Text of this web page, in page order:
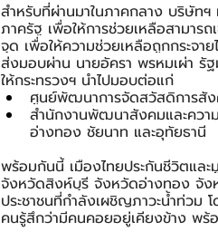
สำหรับที่ผ่านมาในภาคกลาง บริษัท
ภาครัฐ เพื่อให้การช่วยเหลือสามาร
จุด เพื่อให้ความช่วยเหลือถูกกระจ
ส่งมอบผ่าน นายอัครา พรหมเผ่า รั
ให้กระทรวงฯ นำไปมอบต่อแก่
ศูนย์พัฒนาการจัดสวัสดิการสัง
สำนักงานพัฒนาสังคมและคว
อ่างทอง ชัยนาท และอุทัยธานี
พร้อมกันนี้ เมืองไทยประกันชีวิตแล
จังหวัดสิงห์บุรี จังหวัดอ่างทอง จัง
ประชาชนที่กำลังเผชิญภาวะน้ำท่วม
คนรู้สึกว่ามีคนคอยอยู่เคียงข้าง พร้